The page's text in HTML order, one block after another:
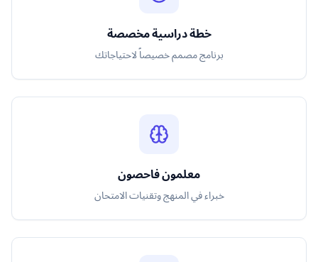
خطة دراسية مخصصة
برنامج مصمم خصيصاً لاحتياجاتك
معلمون فاحصون
خبراء في المنهج وتقنيات الامتحان